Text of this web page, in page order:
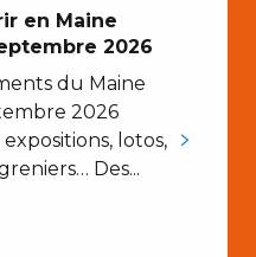
en Maine
2026
du Maine
2026
lotos,
Des...